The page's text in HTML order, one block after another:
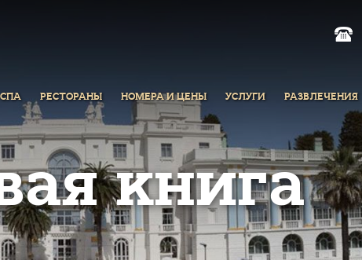
СПА РЕСТОРАНЫ НОМЕРА И ЦЕНЫ УСЛУГИ РАЗВЛЕЧЕНИЯ
книга